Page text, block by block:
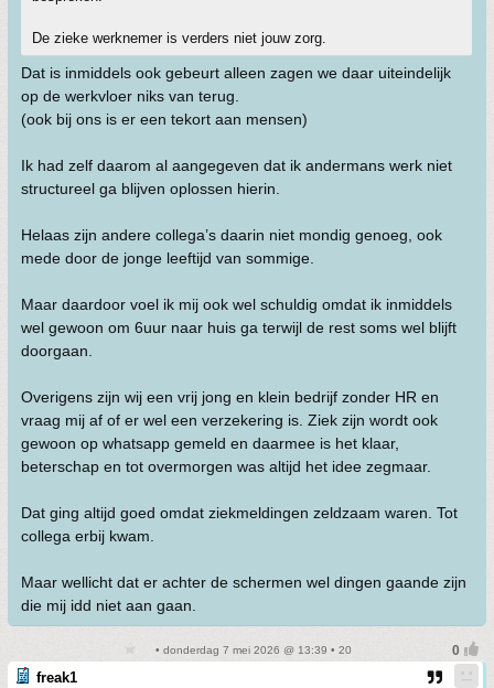
De zieke werknemer is verders niet jouw zorg.
Dat is inmiddels ook gebeurt alleen zagen we daar uiteindelijk
op de werkvloer niks van terug.
(ook bij ons is er een tekort aan mensen)
Ik had zelf daarom al aangegeven dat ik andermans werk niet
structureel ga blijven oplossen hierin.
Helaas zijn andere collega’s daarin niet mondig genoeg, ook
mede door de jonge leeftijd van sommige.
Maar daardoor voel ik mij ook wel schuldig omdat ik inmiddels
wel gewoon om 6uur naar huis ga terwijl de rest soms wel blijft
doorgaan.
Overigens zijn wij een vrij jong en klein bedrijf zonder HR en
vraag mij af of er wel een verzekering is. Ziek zijn wordt ook
gewoon op whatsapp gemeld en daarmee is het klaar,
beterschap en tot overmorgen was altijd het idee zegmaar.
Dat ging altijd goed omdat ziekmeldingen zeldzaam waren. Tot
collega erbij kwam.
Maar wellicht dat er achter de schermen wel dingen gaande zijn
die mij idd niet aan gaan.
• donderdag 7 mei 2026 @ 13:39 • 20
freak1